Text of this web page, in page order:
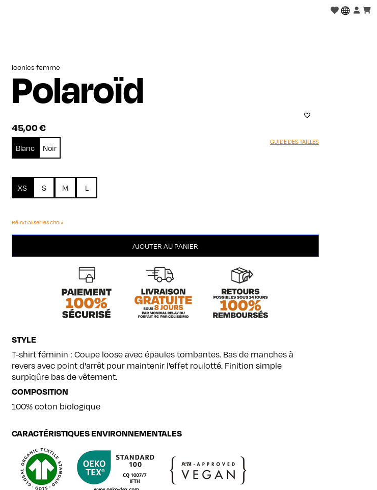
Iconics femme
Polaroïd
45,00€
GUIDE DES TAILLES
Blanc Noir
XS S M L
Réinitialiser les choix
AJOUTER AU PANIER
STYLE
T-shirt féminin : Coupe loose avec épaules tombantes. Bas de manches à
revers avec point d'arrêt pour maintenir l'effet roulotté. Finition simple
surpiqûre bas de vêtement.
COMPOSITION
100% coton biologique
CARACTÉRISTIQUES ENVIRONNEMENTALES